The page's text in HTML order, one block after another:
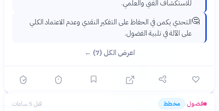
للاستكشاف الفني والعلمي.
🤔التحدي يكمن في الحفاظ على التفكير النقدي وعدم الاعتماد الكلي
على الآلة في تلبية الفضول.
اعرض الكل (7) ←
فضول› مخطط قبل 5 ساعات